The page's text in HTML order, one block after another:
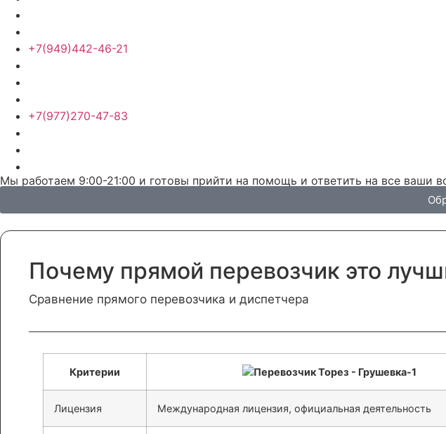
+7(949)442-46-21
+7(977)270-47-83
Мы работаем 9:00-21:00 и готовы прийти на помощь и ответить на все ваши
Почему прямой перевозчик это
Сравнение прямого перевозчика и диспетчера
Критерии
Лицензия Международная лицензия, официальная деятельность